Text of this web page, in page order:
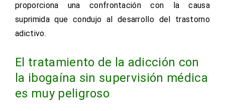
proporciona una confrontación con la causa
suprimida que condujo al desarrollo del trastorno
adictivo.
El tratamiento de la adicción con
la ibogaína sin supervisión médica
es muy peligroso